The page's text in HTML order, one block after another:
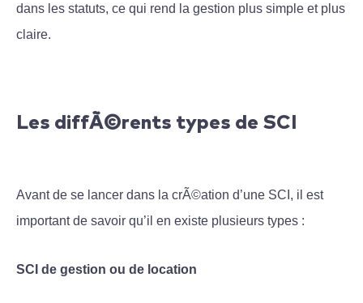
dans les statuts, ce qui rend la gestion plus simple et plus
claire.
Les diffÃ©rents types de SCI
Avant de se lancer dans la crÃ©ation d’une SCI, il est
important de savoir qu’il en existe plusieurs types :
SCI de gestion ou de location